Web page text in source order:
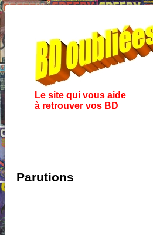
Le site qui vous aide
à retrouver vos BD
Parutions